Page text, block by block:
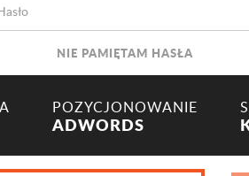
NIE PAMIĘTAM HASŁA
POZYCJONOWANIE
ADWORDS